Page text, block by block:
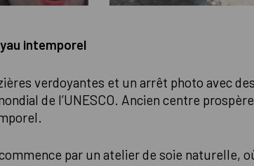
intemporel
verdoyantes et un arrêt photo avec
de l’UNESCO. Ancien centre
par un atelier de soie naturelle,